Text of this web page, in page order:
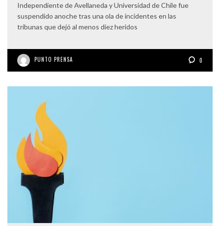
Independiente de Avellaneda y Universidad de Chile fue
suspendido anoche tras una ola de incidentes en las
tribunas que dejó al menos diez heridos
PUNTO PRENSA 0